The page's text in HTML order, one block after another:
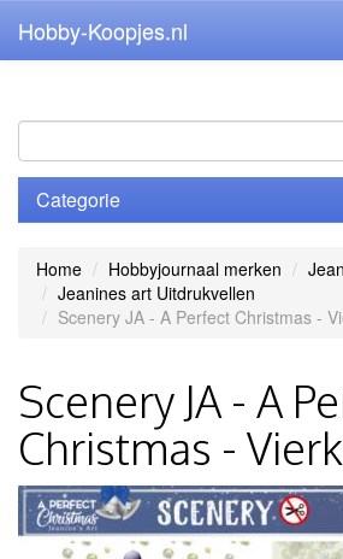
Hobby-Koopjes.nl
Categorie
Home Hobbyjournaal merken
Jeanines art Uitdrukvellen
Scenery JA - A Perfect Christmas -
Scenery JA - A
Christmas - Vierk